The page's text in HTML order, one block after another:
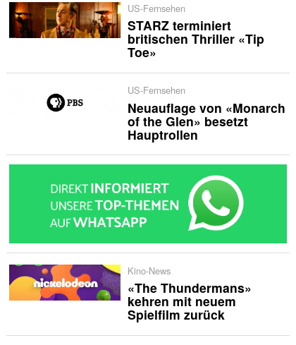
US-Fernsehen
STARZ terminiert
britischen Thriller «Tip
Toe»
US-Fernsehen
Neuauflage von «Monarch
of the Glen» besetzt
Hauptrollen
Kino-News
«The Thundermans»
kehren mit neuem
Spielfilm zurück